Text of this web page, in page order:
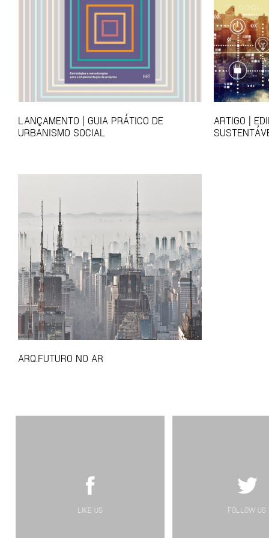
LANÇAMENTO | GUIA PRÁTICO DE
URBANISMO SOCIAL
ARTIGO |
ARQ.FUTURO NO AR
LIKE US FOLLOW US